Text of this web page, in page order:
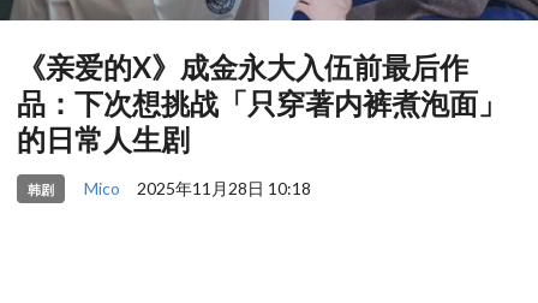
《亲爱的X》成金永大入伍前最后作
品：下次想挑战「只穿著内裤煮泡面」
的日常人生剧
韩剧 Mico 2025年11月28日 10:18